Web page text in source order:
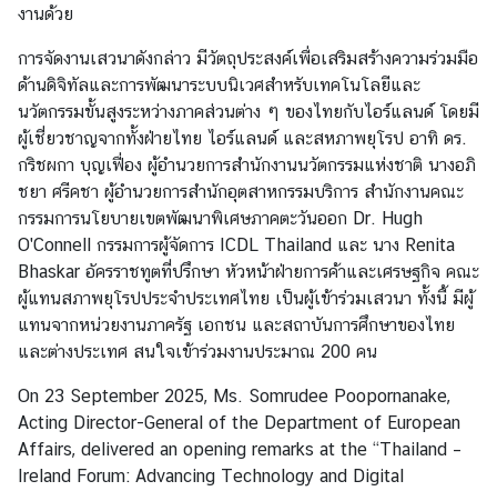
บั
ติ
ง
า
น
ป
ร
ะ
เ
ท
ศ
ยุ
โ
ร
ป
งานด้วย
การจัดงานเสวนาดังกล่าว มีวัตถุประสงค์เพื่อเสริมสร้างความร่วมมือ
ด้านดิจิทัลและการพัฒนาระบบนิเวศสำหรับเทคโนโลยีและ
นวัตกรรมขั้นสูงระหว่างภาคส่วนต่าง ๆ ของไทยกับไอร์แลนด์ โดยมี
ผู้เชี่ยวชาญจากทั้งฝ่ายไทย ไอร์แลนด์ และสหภาพยุโรป อาทิ ดร.
กริชผกา บุญเฟื่อง ผู้อำนวยการสำนักงานนวัตกรรมแห่งชาติ นางอภิ
ชยา ศรีคชา ผู้อำนวยการสำนักอุตสาหกรรมบริการ สำนักงานคณะ
กรรมการนโยบายเขตพัฒนาพิเศษภาคตะวันออก Dr. Hugh
O'Connell กรรมการผู้จัดการ ICDL Thailand และ นาง Renita
Bhaskar อัครราชทูตที่ปรึกษา หัวหน้าฝ่ายการค้าและเศรษฐกิจ คณะ
ผู้แทนสภาพยุโรปประจำประเทศไทย เป็นผู้เข้าร่วมเสวนา ทั้งนี้ มีผู้
แทนจากหน่วยงานภาครัฐ เอกชน และสถาบันการศึกษาของไทย
และต่างประเทศ สนใจเข้าร่วมงานประมาณ 200 คน
On 23 September 2025, Ms. Somrudee Poopornanake,
Acting Director-General of the Department of European
Affairs, delivered an opening remarks at the “Thailand –
Ireland Forum: Advancing Technology and Digital